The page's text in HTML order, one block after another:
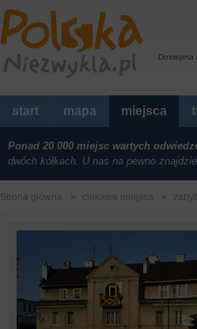
Dostepna
start mapa miejsca
Ponad 20 000 miejsc wartych
dwóch kółkach. U nas na pewno
Strona główna ciekawe miejsca